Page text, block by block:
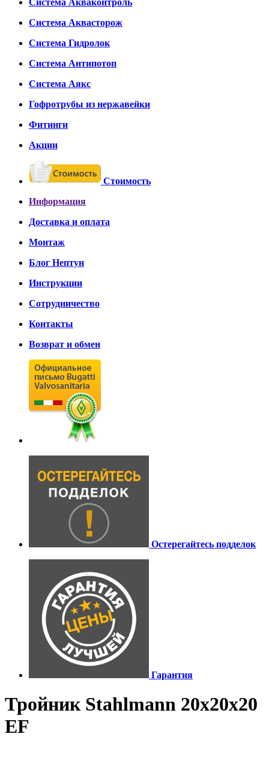
Система Акваконтроль
Система Аквасторож
Система Гидролок
Система Антипотоп
Система Аякс
Гофротрубы из нержавейки
Фитинги
Акции
Стоимость
Информация
Доставка и оплата
Монтаж
Блог Нептун
Инструкции
Сотрудничество
Контакты
Возврат и обмен
Остерегайтесь подделок
Гарантия
Тройник Stahlmann 20х20х20
EF